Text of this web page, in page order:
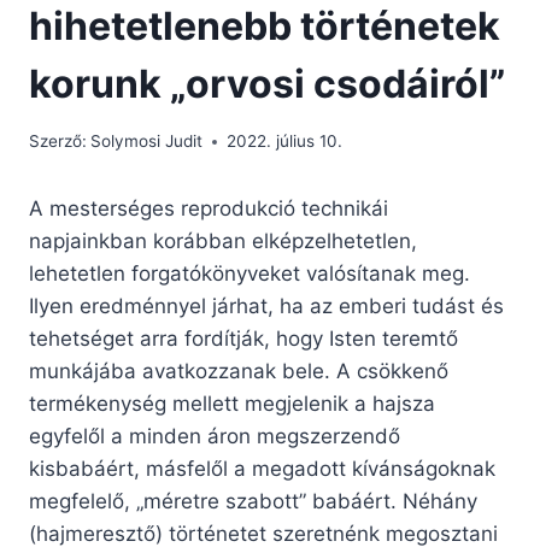
hihetetlenebb történetek
korunk „orvosi csodáiról”
Szerző: Solymosi Judit 2022. július 10.
A mesterséges reprodukció technikái
napjainkban korábban elképzelhetetlen,
lehetetlen forgatókönyveket valósítanak meg.
Ilyen eredménnyel járhat, ha az emberi tudást és
tehetséget arra fordítják, hogy Isten teremtő
munkájába avatkozzanak bele. A csökkenő
termékenység mellett megjelenik a hajsza
egyfelől a minden áron megszerzendő
kisbabáért, másfelől a megadott kívánságoknak
megfelelő, „méretre szabott” babáért. Néhány
(hajmeresztő) történetet szeretnénk megosztani